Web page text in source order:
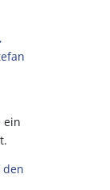
ein
den